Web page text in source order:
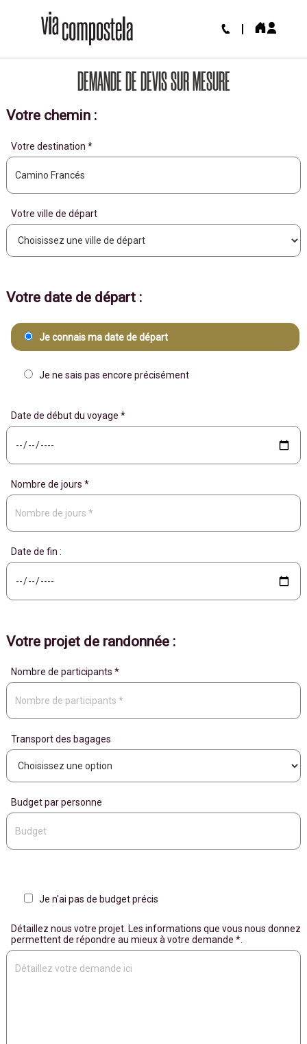
DEMANDE DE DEVIS SUR MESURE
Votre chemin :
Votre destination *
Votre ville de départ
Votre date de départ :
Je connais ma date de départ
Je ne sais pas encore précisément
Date de début du voyage *
Nombre de jours *
Date de fin :
Votre projet de randonnée :
Nombre de participants *
Transport des bagages
Budget par personne
Je n'ai pas de budget précis
Détaillez nous votre projet. Les informations que vous nous donnez
permettent de répondre au mieux à votre demande *.